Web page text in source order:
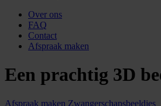
Over ons
FAQ
Contact
Afspraak maken
Een prachtig 3D
Afspraak maken Zwangerschapsbeeldjes